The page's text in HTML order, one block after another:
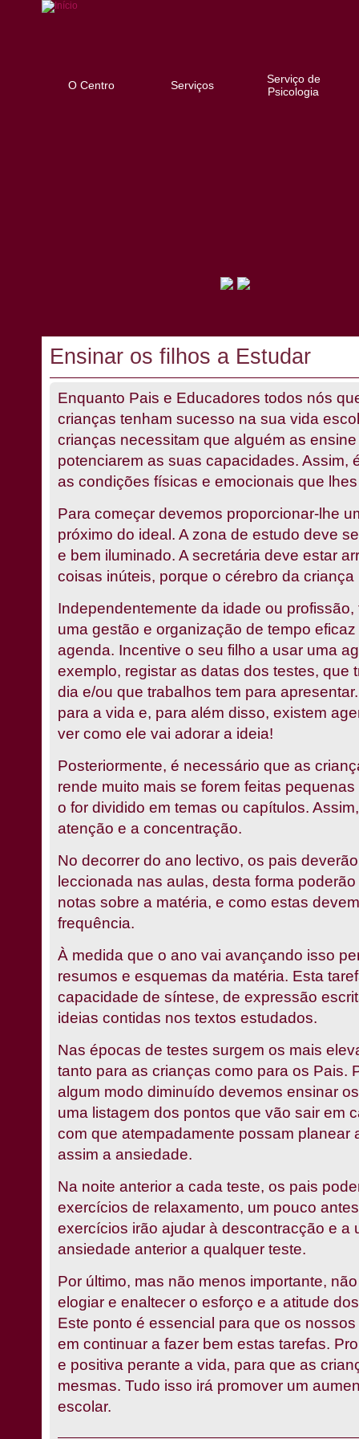
O Centro Serviços
Serviço de
Psicologia
Ensinar os filhos a Estudar
Enquanto Pais e Educadores todos nós
crianças tenham sucesso na sua vida
crianças necessitam que alguém as
potenciarem as suas capacidades. Assim,
as condições físicas e emocionais que
Para começar devemos proporcionar-lhe
próximo do ideal. A zona de estudo deve
e bem iluminado. A secretária deve estar
coisas inúteis, porque o cérebro da
Independentemente da idade ou
uma gestão e organização de tempo
agenda. Incentive o seu filho a usar uma
exemplo, registar as datas dos testes, que
dia e/ou que trabalhos tem para
para a vida e, para além disso, existem
ver como ele vai adorar a ideia!
Posteriormente, é necessário que as
rende muito mais se forem feitas
o for dividido em temas ou capítulos.
atenção e a concentração.
No decorrer do ano lectivo, os pais
leccionada nas aulas, desta forma
notas sobre a matéria, e como estas
frequência.
À medida que o ano vai avançando isso
resumos e esquemas da matéria. Esta
capacidade de síntese, de expressão
ideias contidas nos textos estudados.
Nas épocas de testes surgem os mais
tanto para as crianças como para os Pais.
algum modo diminuído devemos ensinar
uma listagem dos pontos que vão sair em
com que atempadamente possam planear
assim a ansiedade.
Na noite anterior a cada teste, os pais
exercícios de relaxamento, um pouco
exercícios irão ajudar à descontracção e a
ansiedade anterior a qualquer teste.
Por último, mas não menos importante,
elogiar e enaltecer o esforço e a atitude
Este ponto é essencial para que os
em continuar a fazer bem estas tarefas.
e positiva perante a vida, para que as
mesmas. Tudo isso irá promover um
escolar.